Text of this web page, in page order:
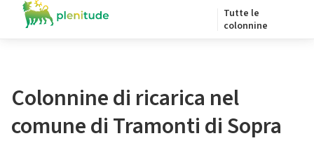
Tutte le
colonnine
Colonnine di ricarica nel
comune di Tramonti di Sopra